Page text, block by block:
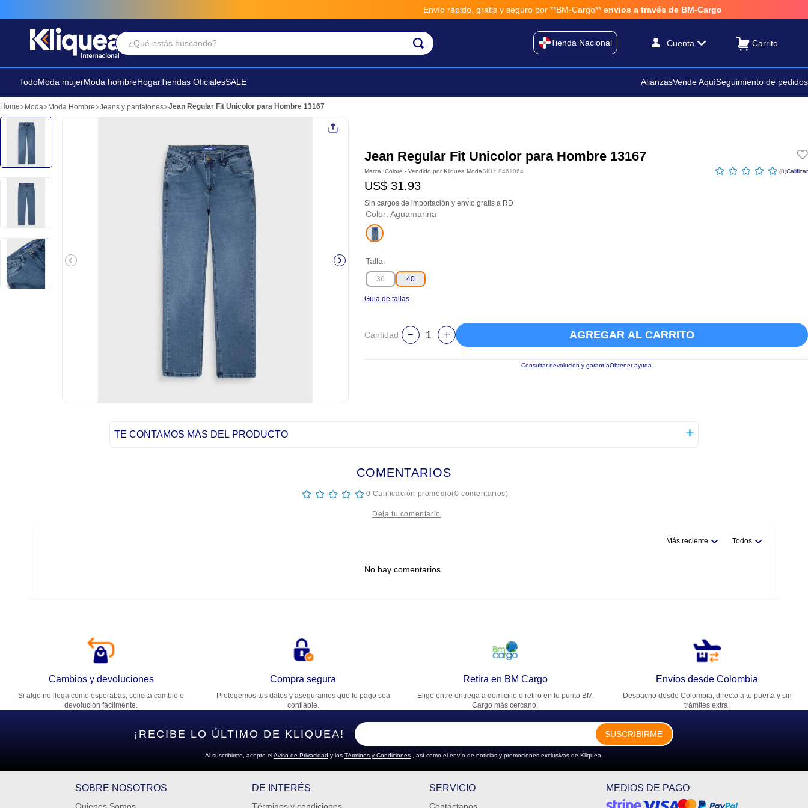
Envío rápido, gratis y seguro por **BM-Cargo** envios a través de BM-Cargo
¿Qué estás buscando?
Tienda Nacional Cuenta
TodoModa mujerModa hombreHogarTiendas OficialesSALE AlianzasVende AquíSeguimiento de pedidos
Moda Moda Hombre Jeans y pantalones Jean Regular Fit Unicolor para Hombre 13167
Jean Regular Fit Unicolor para Hombre 13167
Marca: Colore - Vendido por Kliquea ModaSKU: 8461064 ☆ ☆ ☆ ☆ ☆ (0)
US$ 31.93
Sin cargos de importación y envío gratis a RD
Color: Aguamarina
Talla
36 40
Guia de tallas
Cantidad AGREGAR AL CARRITO
Consultar devolución y garantíaObtener ayuda
TE CONTAMOS MÁS DEL PRODUCTO
COMENTARIOS
☆ ☆ ☆ ☆ ☆ 0 Calificación promedio(0 comentarios)
Dirección de email
Escribe un comentario
ENVIAR COMENTARIO
Más reciente Todos
No hay comentarios.
Cambios y devoluciones
Si algo no llega como esperabas, solicita cambio o
devolución fácilmente.
Compra segura
Protegemos tus datos y aseguramos que tu pago sea
confiable.
Retira en BM Cargo
Elige entre entrega a domicilio o retiro en tu punto BM
Cargo más cercano.
Envíos desde Colombia
Despacho desde Colombia, directo a tu puerta y sin
trámites extra.
¡RECIBE LO ÚLTIMO DE KLIQUEA! SUSCRIBIRME
Al suscribirme, acepto elAviso de Privacidad y los Términos y Condiciones , así como el envío de noticias y promociones exclusivas de Kliquea.
SOBRE NOSOTROS DE INTERÉS SERVICIO MEDIOS DE PAGO
Términos Más Buscados
2. sandalia